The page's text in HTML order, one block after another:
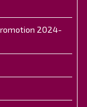
2024-